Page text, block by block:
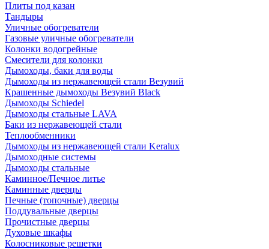
Плиты под казан
Тандыры
Уличные обогреватели
Газовые уличные обогреватели
Колонки водогрейные
Смесители для колонки
Дымоходы, баки для воды
Дымоходы из нержавеющей стали Везувий
Крашенные дымоходы Везувий Black
Дымоходы Schiedel
Дымоходы стальные LAVA
Баки из нержавеющей стали
Теплообменники
Дымоходы из нержавеющей стали Keralux
Дымоходные системы
Дымоходы стальные
Каминное/Печное литье
Каминные дверцы
Печные (топочные) дверцы
Поддувальные дверцы
Прочистные дверцы
Духовые шкафы
Колосниковые решетки